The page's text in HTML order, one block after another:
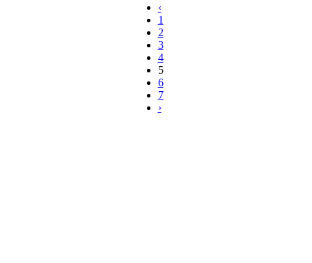
‹
1
2
3
4
5
6
7
›